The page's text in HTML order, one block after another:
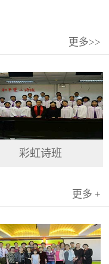
基督教和平堂自11
行实施“双暂停”
更多>>
彩虹诗班
更多 +